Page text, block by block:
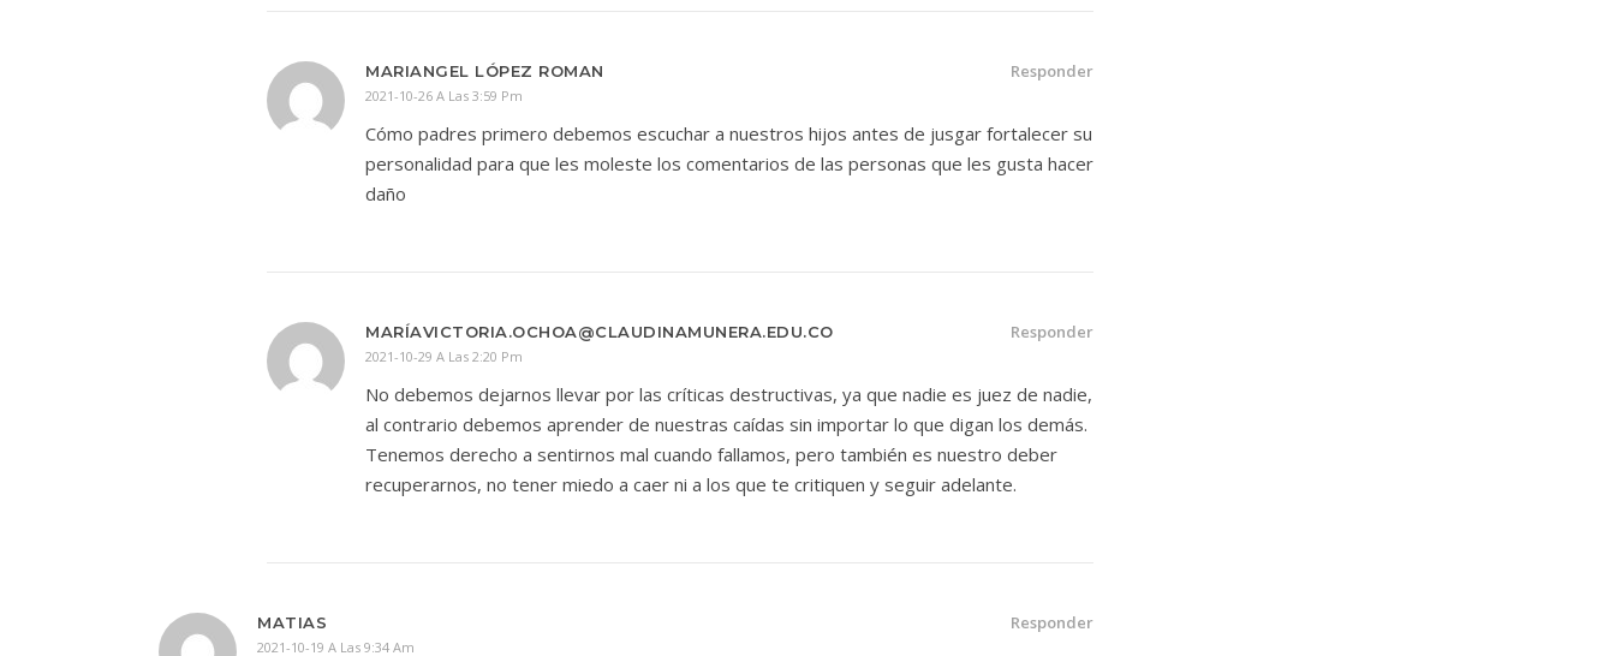
MARIANGEL LÓPEZ ROMAN
2021-10-26 A Las 3:59 Pm
Responder
Cómo padres primero debemos escuchar a nuestros hijos antes de jusgar fortalecer su
personalidad para que les moleste los comentarios de las personas que les gusta hacer
daño
MARÍAVICTORIA.OCHOA@CLAUDINAMUNERA.EDU.CO
2021-10-29 A Las 2:20 Pm
Responder
No debemos dejarnos llevar por las críticas destructivas, ya que nadie es juez de nadie,
al contrario debemos aprender de nuestras caídas sin importar lo que digan los demás.
Tenemos derecho a sentirnos mal cuando fallamos, pero también es nuestro deber
recuperarnos, no tener miedo a caer ni a los que te critiquen y seguir adelante.
MATIAS
2021-10-19 A Las 9:34 Am
Responder